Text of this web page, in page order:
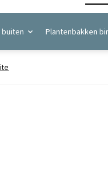
Plantenbakken